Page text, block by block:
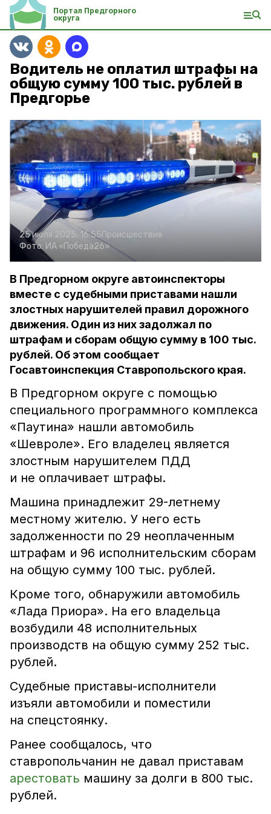
Портал Предгорного
округа
Водитель не оплатил штрафы на
общую сумму 100 тыс. рублей в
Предгорье
25 июля 2025, 16:55Происшествия
Фото: ИА «Победа26»
В Предгорном округе автоинспекторы
вместе с судебными приставами нашли
злостных нарушителей правил дорожного
движения. Один из них задолжал по
штрафам и сборам общую сумму в 100 тыс.
рублей. Об этом сообщает
Госавтоинспекция Ставропольского края.
В Предгорном округе с помощью
специального программного комплекса
«Паутина» нашли автомобиль
«Шевроле». Его владелец является
злостным нарушителем ПДД
и не оплачивает штрафы.
Машина принадлежит 29-летнему
местному жителю. У него есть
задолженности по 29 неоплаченным
штрафам и 96 исполнительским сборам
на общую сумму 100 тыс. рублей.
Кроме того, обнаружили автомобиль
«Лада Приора». На его владельца
возбудили 48 исполнительных
производств на общую сумму 252 тыс.
рублей.
Судебные приставы-исполнители
изъяли автомобили и поместили
на спецстоянку.
Ранее сообщалось, что
ставропольчанин не давал приставам
арестовать машину за долги в 800 тыс.
рублей.